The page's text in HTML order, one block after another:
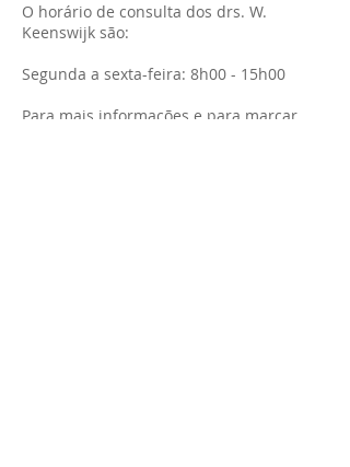
O horário de consulta dos drs. W.
Keenswijk são:
Segunda a sexta-feira: 8h00 - 15h00
Para mais informações e para marcar